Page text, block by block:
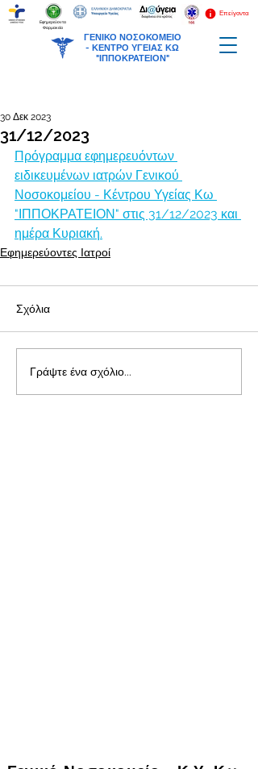
ΓΕΝΙΚΟ ΝΟΣΟΚΟΜΕΙΟ
- ΚΕΝΤΡΟ ΥΓΕΙΑΣ ΚΩ
"ΙΠΠΟΚΡΑΤΕΙΟΝ"
Επείγοντα
Εφημερεύοντα
Φαρμακεία
31/12/2023
30 Δεκ 2023
Πρόγραμμα εφημερευόντων
ειδικευμένων ιατρών Γενικού
Νοσοκομείου - Κέντρου Υγείας Κω
"ΙΠΠΟΚΡΑΤΕΙΟΝ" στις 31/12/2023 και
ημέρα Κυριακή.
Εφημερεύοντες Ιατροί
Σχόλια
Γράψτε ένα σχόλιο...